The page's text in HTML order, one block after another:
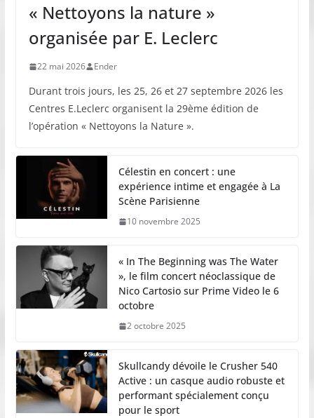
« Nettoyons la nature »
organisée par E. Leclerc
22 mai 2026 Ender
Durant trois jours, les 25, 26 et 27 septembre 2026 les
Centres E.Leclerc organisent la 29ème édition de
l’opération « Nettoyons la Nature ».
Célestin en concert : une
expérience intime et engagée à La
Scène Parisienne
10 novembre 2025
« In The Beginning was The Water
», le film concert néoclassique de
Nico Cartosio sur Prime Video le 6
octobre
2 octobre 2025
Skullcandy dévoile le Crusher 540
Active : un casque audio robuste et
performant spécialement conçu
pour le sport